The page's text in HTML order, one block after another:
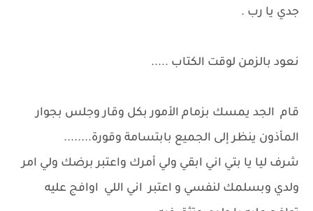
جدي يا رب .
نعود بالزمن لوقت الكتاب .....
قام الجد يمسك بزمام الأمور بكل وقار وجلس بجوار
المأذون ينظر إلى الجميع بابتسامة وقورة........
شرف ليا يا بتي اني ابقي ولي أمرك واعتبر برضك ولي امر
ولدي وبسلمك لنفسي و اعتبر اني اللي اوافج عليه